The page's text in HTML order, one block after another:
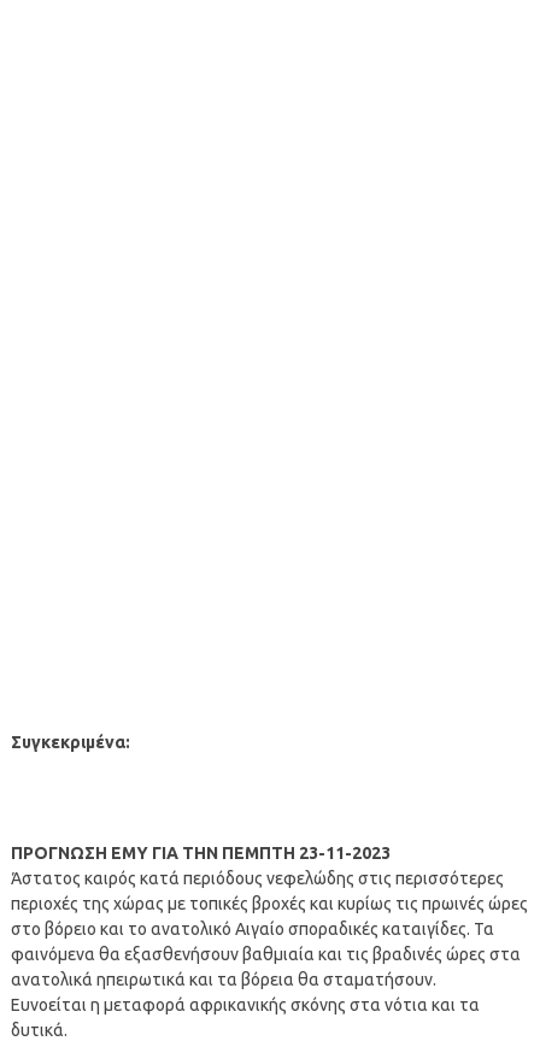
Συγκεκριμένα:
ΠΡΟΓΝΩΣΗ ΕΜΥ ΓΙΑ ΤΗΝ ΠΕΜΠΤΗ 23-11-2023
Άστατος καιρός κατά περιόδους νεφελώδης στις περισσότερες
περιοχές της χώρας με τοπικές βροχές και κυρίως τις πρωινές ώρες
στο βόρειο και το ανατολικό Αιγαίο σποραδικές καταιγίδες. Τα
φαινόμενα θα εξασθενήσουν βαθμιαία και τις βραδινές ώρες στα
ανατολικά ηπειρωτικά και τα βόρεια θα σταματήσουν.
Ευνοείται η μεταφορά αφρικανικής σκόνης στα νότια και τα
δυτικά.